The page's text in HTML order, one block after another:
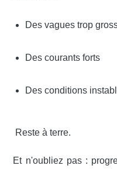
Des vagues trop
Des courants forts
Des conditions
Reste à terre.
Et n'oubliez pas :